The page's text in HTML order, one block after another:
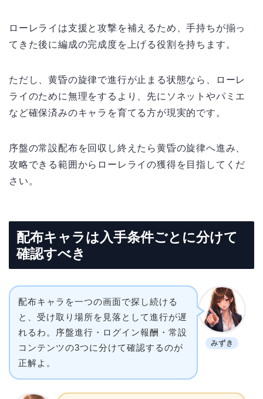
ローレライは支援と攻撃を補えるため、手持ちが揃っ
てきた後に編成の完成度を上げる役割を持ちます。
ただし、黄昏の旋律で進行が止まる状態なら、ローレ
ライのために無理をするより、先にソネットやパミエ
など確保済みのキャラを育てる方が現実的です。
序盤の常設配布を回収し終えたら黄昏の旋律へ進み、
攻略できる範囲からローレライの獲得を目指してくだ
さい。
配布キャラは入手条件ごとに分けて
確認すべき
みずき
配布キャラを一つの画面で探し続ける
と、受け取り場所を見落として進行が遅
れるわ。序盤進行・ログイン報酬・常設
コンテンツの3つに分けて確認するのが
正解よ。